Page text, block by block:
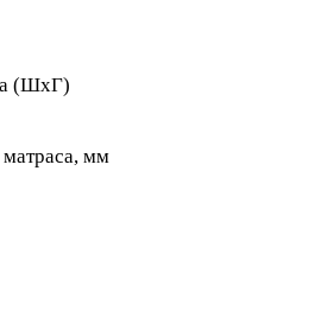
(ШхГ)
мм